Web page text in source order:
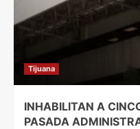
Tijuana
INHABILITAN A
PASADA